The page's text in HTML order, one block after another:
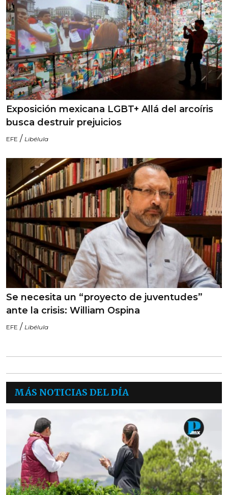
Exposición mexicana LGBT+ Allá del arcoíris
busca destruir prejuicios
EFE / Libélula
Se necesita un “proyecto de juventudes”
ante la crisis: William Ospina
EFE / Libélula
MÁS NOTICIAS DEL DÍA